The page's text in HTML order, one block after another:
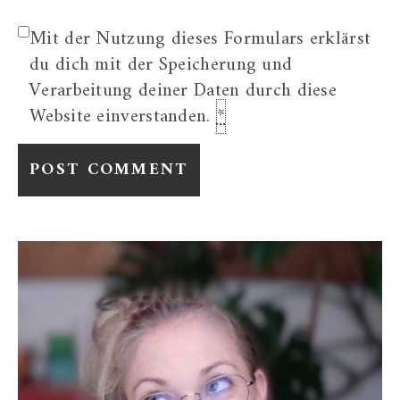
Mit der Nutzung dieses Formulars erklärst
du dich mit der Speicherung und
Verarbeitung deiner Daten durch diese
Website einverstanden. *